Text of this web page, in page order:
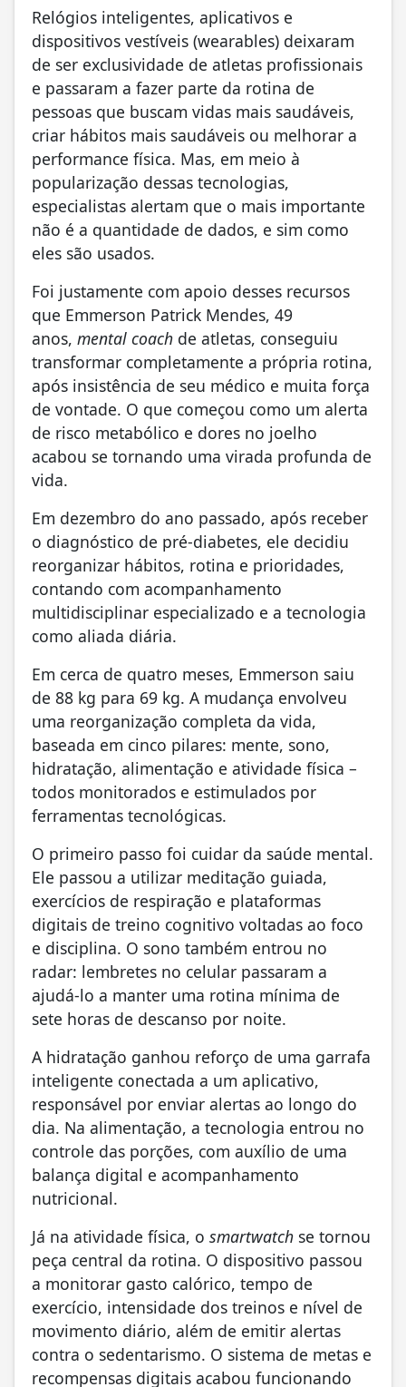
Relógios inteligentes, aplicativos e
dispositivos vestíveis (wearables) deixaram
de ser exclusividade de atletas profissionais
e passaram a fazer parte da rotina de
pessoas que buscam vidas mais saudáveis,
criar hábitos mais saudáveis ou melhorar a
performance física. Mas, em meio à
popularização dessas tecnologias,
especialistas alertam que o mais importante
não é a quantidade de dados, e sim como
eles são usados.
Foi justamente com apoio desses recursos
que Emmerson Patrick Mendes, 49
anos, mental coach de atletas, conseguiu
transformar completamente a própria rotina,
após insistência de seu médico e muita força
de vontade. O que começou como um alerta
de risco metabólico e dores no joelho
acabou se tornando uma virada profunda de
vida.
Em dezembro do ano passado, após receber
o diagnóstico de pré-diabetes, ele decidiu
reorganizar hábitos, rotina e prioridades,
contando com acompanhamento
multidisciplinar especializado e a tecnologia
como aliada diária.
Em cerca de quatro meses, Emmerson saiu
de 88 kg para 69 kg. A mudança envolveu
uma reorganização completa da vida,
baseada em cinco pilares: mente, sono,
hidratação, alimentação e atividade física –
todos monitorados e estimulados por
ferramentas tecnológicas.
O primeiro passo foi cuidar da saúde mental.
Ele passou a utilizar meditação guiada,
exercícios de respiração e plataformas
digitais de treino cognitivo voltadas ao foco
e disciplina. O sono também entrou no
radar: lembretes no celular passaram a
ajudá-lo a manter uma rotina mínima de
sete horas de descanso por noite.
A hidratação ganhou reforço de uma garrafa
inteligente conectada a um aplicativo,
responsável por enviar alertas ao longo do
dia. Na alimentação, a tecnologia entrou no
controle das porções, com auxílio de uma
balança digital e acompanhamento
nutricional.
Já na atividade física, o smartwatch se tornou
peça central da rotina. O dispositivo passou
a monitorar gasto calórico, tempo de
exercício, intensidade dos treinos e nível de
movimento diário, além de emitir alertas
contra o sedentarismo. O sistema de metas e
recompensas digitais acabou funcionando